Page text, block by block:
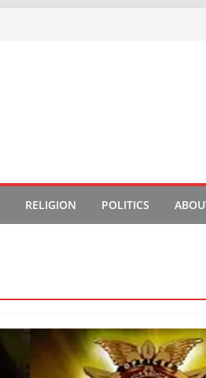
RELIGION POLITICS